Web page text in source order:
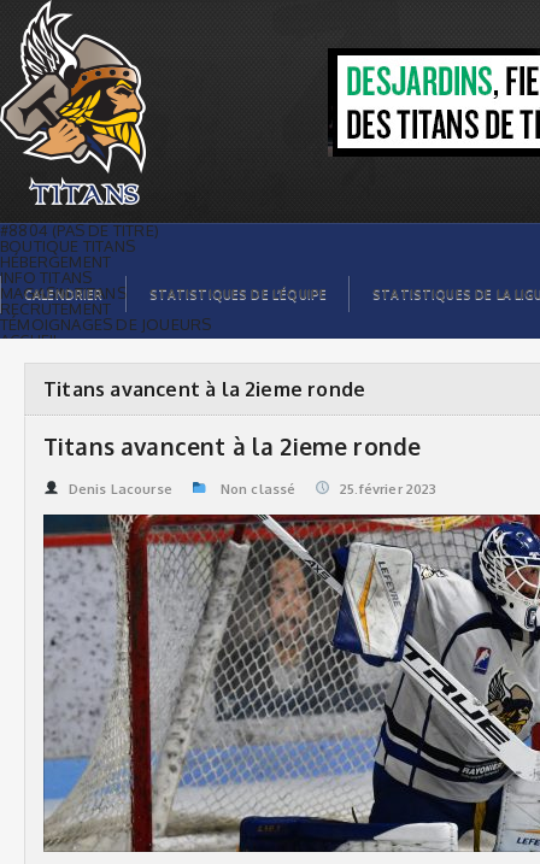
Titans avancent à la 2ieme ronde |
Titans de témiscaming
#8804 (PAS DE TITRE)
BOUTIQUE TITANS
HÉBERGEMENT
INFO TITANS
MAGASIN TITANS
RECRUTEMENT
TÉMOIGNAGES DE JOUEURS
ACCUEIL
GALERIE PHOTOS
STATISTIQUES
ORGANISATION
CALENDRIER
COMMANDITAIRES
STATISTIQUES DE LA LIGUE
CALENDRIER STATISTIQUES DE L’ÉQUIPE STATISTIQUES DE LA
Titans avancent à la 2ieme ronde
Titans avancent à la 2ieme ronde
Denis Lacourse Non classé 25.février 2023